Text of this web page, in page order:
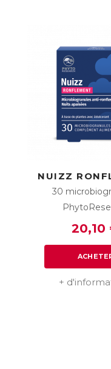
NUIZZ
30
20,10
+